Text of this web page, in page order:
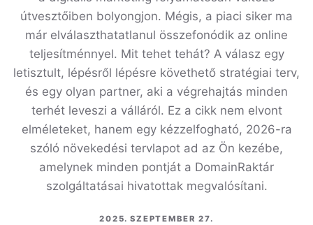
útvesztőiben bolyongjon. Mégis, a piaci siker ma
már elválaszthatatlanul összefonódik az online
teljesítménnyel. Mit tehet tehát? A válasz egy
letisztult, lépésről lépésre követhető stratégiai terv,
és egy olyan partner, aki a végrehajtás minden
terhét leveszi a válláról. Ez a cikk nem elvont
elméleteket, hanem egy kézzelfogható, 2026-ra
szóló növekedési tervlapot ad az Ön kezébe,
amelynek minden pontját a DomainRaktár
szolgáltatásai hivatottak megvalósítani.
2025. SZEPTEMBER 27.